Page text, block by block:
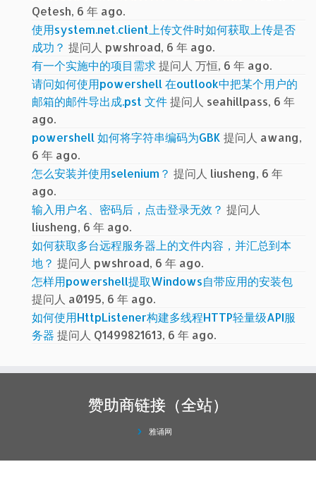
Qetesh, 6 年 ago.
使用system.net.client上传文件时如何获取上传是否
成功？ 提问人 pwshroad, 6 年 ago.
有一个实施中的项目需求提问人 万恒, 6 年 ago.
请问如何使用powershell 在outlook中把某个用户的
邮箱的邮件导出成.pst 文件提问人 seahillpass, 6 年
ago.
powershell 如何将字符串编码为GBK 提问人 awang,
6 年 ago.
怎么安装并使用selenium？ 提问人 liusheng, 6 年
ago.
输入用户名、密码后，点击登录无效？ 提问人
liusheng, 6 年 ago.
如何获取多台远程服务器上的文件内容，并汇总到本
地？ 提问人 pwshroad, 6 年 ago.
怎样用powershell提取Windows自带应用的安装包
提问人 a0195, 6 年 ago.
如何使用HttpListener构建多线程HTTP轻量级API服
务器 提问人 Q1499821613, 6 年 ago.
赞助商链接（全站）
雅诵网